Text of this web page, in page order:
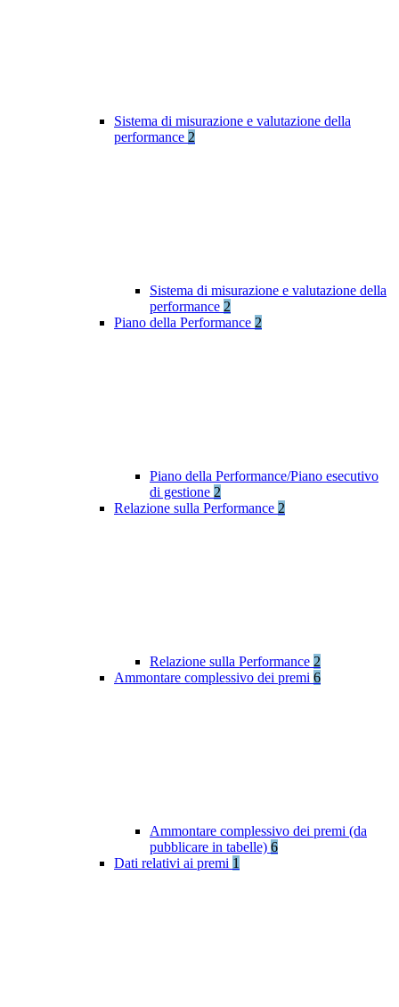
Sistema di misurazione e valutazione della
performance 2
Sistema di misurazione e valutazione della
performance 2
Piano della Performance 2
Piano della Performance/Piano esecutivo
di gestione 2
Relazione sulla Performance 2
Relazione sulla Performance 2
Ammontare complessivo dei premi 6
Ammontare complessivo dei premi (da
pubblicare in tabelle) 6
Dati relativi ai premi 1